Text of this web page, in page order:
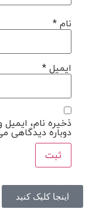
نام*
ایمیل*
ذخیره نام،
دوباره دیدگاهی
اینجا کلیک کنید